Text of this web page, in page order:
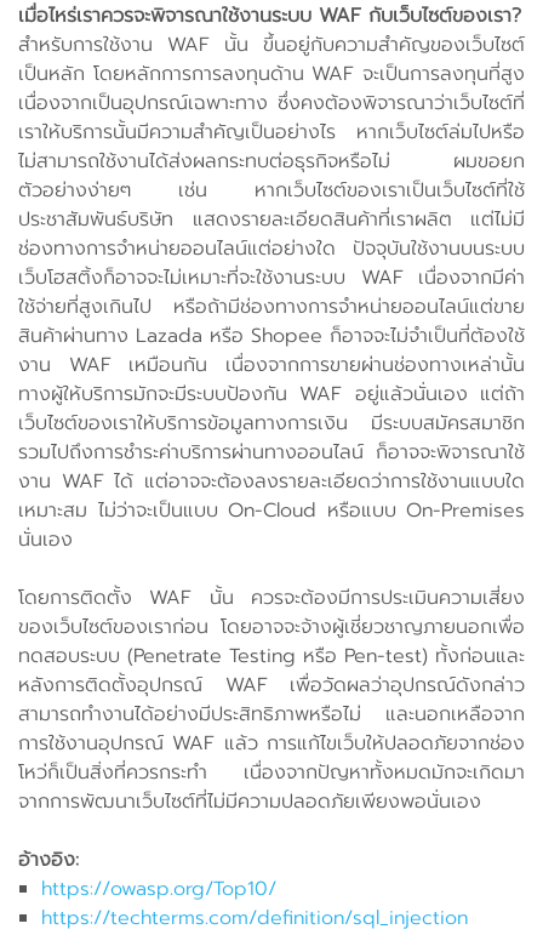
เมื่อไหร่เราควรจะพิจารณาใช้งานระบบ WAF กับเว็บไซต์ของเรา?
สำหรับการใช้งาน WAF นั้น ขึ้นอยู่กับความสำคัญของเว็บไซต์
เป็นหลัก โดยหลักการการลงทุนด้าน WAF จะเป็นการลงทุนที่สูง
เนื่องจากเป็นอุปกรณ์เฉพาะทาง ซึ่งคงต้องพิจารณาว่าเว็บไซต์ที่
เราให้บริการนั้นมีความสำคัญเป็นอย่างไร หากเว็บไซต์ล่มไปหรือ
ไม่สามารถใช้งานได้ส่งผลกระทบต่อธุรกิจหรือไม่ ผมขอยก
ตัวอย่างง่ายๆ เช่น หากเว็บไซต์ของเราเป็นเว็บไซต์ที่ใช้
ประชาสัมพันธ์บริษัท แสดงรายละเอียดสินค้าที่เราผลิต แต่ไม่มี
ช่องทางการจำหน่ายออนไลน์แต่อย่างใด ปัจจุบันใช้งานบนระบบ
เว็บโฮสติ้งก็อาจจะไม่เหมาะที่จะใช้งานระบบ WAF เนื่องจากมีค่า
ใช้จ่ายที่สูงเกินไป หรือถ้ามีช่องทางการจำหน่ายออนไลน์แต่ขาย
สินค้าผ่านทาง Lazada หรือ Shopee ก็อาจจะไม่จำเป็นที่ต้องใช้
งาน WAF เหมือนกัน เนื่องจากการขายผ่านช่องทางเหล่านั้น
ทางผู้ให้บริการมักจะมีระบบป้องกัน WAF อยู่แล้วนั่นเอง แต่ถ้า
เว็บไซต์ของเราให้บริการข้อมูลทางการเงิน มีระบบสมัครสมาชิก
รวมไปถึงการชำระค่าบริการผ่านทางออนไลน์ ก็อาจจะพิจารณาใช้
งาน WAF ได้ แต่อาจจะต้องลงรายละเอียดว่าการใช้งานแบบใด
เหมาะสม ไม่ว่าจะเป็นแบบ On-Cloud หรือแบบ On-Premises
นั่นเอง
โดยการติดตั้ง WAF นั้น ควรจะต้องมีการประเมินความเสี่ยง
ของเว็บไซต์ของเราก่อน โดยอาจจะจ้างผู้เชี่ยวชาญภายนอกเพื่อ
ทดสอบระบบ (Penetrate Testing หรือ Pen-test) ทั้งก่อนและ
หลังการติดตั้งอุปกรณ์ WAF เพื่อวัดผลว่าอุปกรณ์ดังกล่าว
สามารถทำงานได้อย่างมีประสิทธิภาพหรือไม่ และนอกเหลือจาก
การใช้งานอุปกรณ์ WAF แล้ว การแก้ไขเว็บให้ปลอดภัยจากช่อง
โหว่ก็เป็นสิ่งที่ควรกระทำ เนื่องจากปัญหาทั้งหมดมักจะเกิดมา
จากการพัฒนาเว็บไซต์ที่ไม่มีความปลอดภัยเพียงพอนั่นเอง
อ้างอิง:
https://owasp.org/Top10/
https://techterms.com/definition/sql_injection